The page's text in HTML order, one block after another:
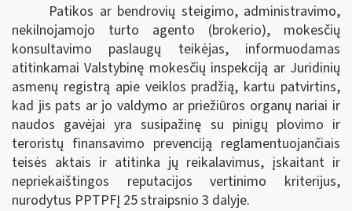
Patikos ar bendrovių steigimo, administravimo,
nekilnojamojo turto agento (brokerio), mokesčių
konsultavimo paslaugų teikėjas, informuodamas
atitinkamai Valstybinę mokesčių inspekciją ar Juridinių
asmenų registrą apie veiklos pradžią, kartu patvirtins,
kad jis pats ar jo valdymo ar priežiūros organų nariai ir
naudos gavėjai yra susipažinę su pinigų plovimo ir
teroristų finansavimo prevenciją reglamentuojančiais
teisės aktais ir atitinka jų reikalavimus, įskaitant ir
nepriekaištingos reputacijos vertinimo kriterijus,
nurodytus PPTPFĮ 25 straipsnio 3 dalyje.